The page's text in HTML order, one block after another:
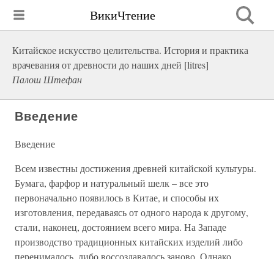
ВикиЧтение
Китайское искусство целительства. История и практика
врачевания от древности до наших дней [litres]
Палош Штефан
Введение
Введение
Всем известны достижения древней китайской культуры.
Бумага, фарфор и натуральный шелк – все это
первоначально появилось в Китае, и способы их
изготовления, передаваясь от одного народа к другому,
стали, наконец, достоянием всего мира. На Западе
производство традиционных китайских изделий либо
перенималось, либо воссоздавалось заново. Однако